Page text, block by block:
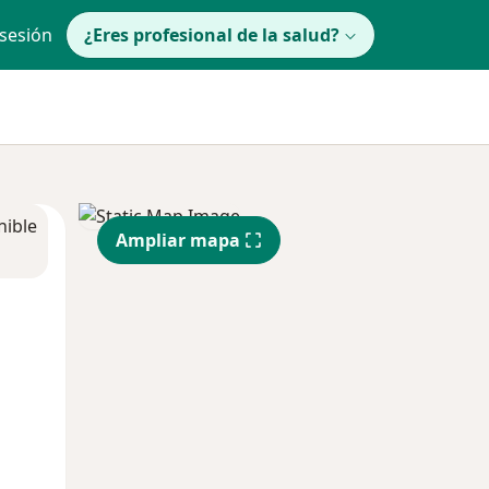
¿Eres profesional de la salud?
Ampliar mapa